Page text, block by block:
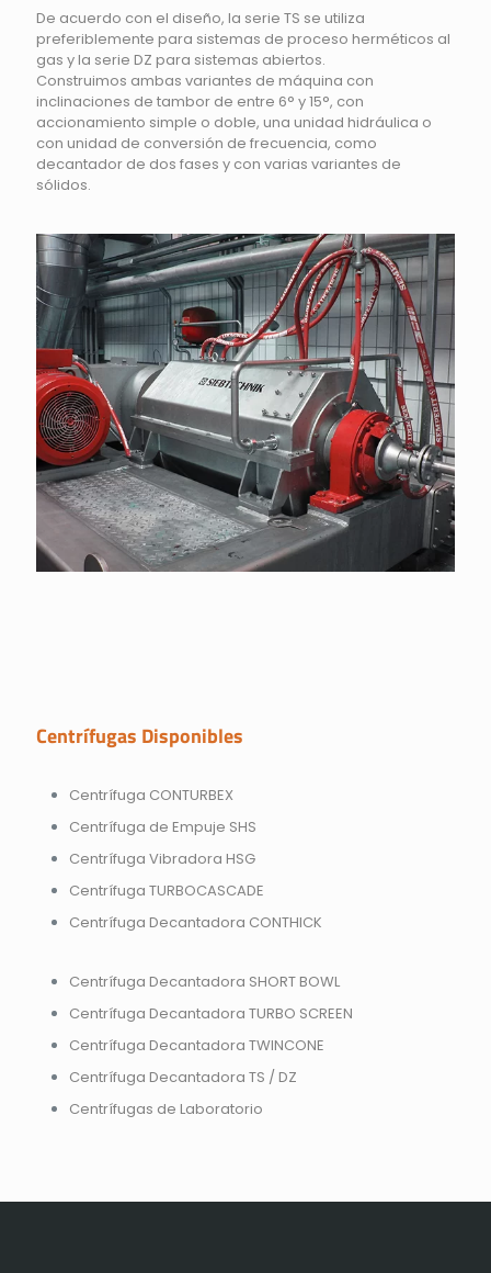
De acuerdo con el diseño, la serie TS se utiliza
preferiblemente para sistemas de proceso herméticos al
gas y la serie DZ para sistemas abiertos.
Construimos ambas variantes de máquina con
inclinaciones de tambor de entre 6° y 15°, con
accionamiento simple o doble, una unidad hidráulica o
con unidad de conversión de frecuencia, como
decantador de dos fases y con varias variantes de
sólidos.
Centrífugas Disponibles
Centrífuga CONTURBEX
Centrífuga de Empuje SHS
Centrífuga Vibradora HSG
Centrífuga TURBOCASCADE
Centrífuga Decantadora CONTHICK
Centrífuga Decantadora SHORT BOWL
Centrífuga Decantadora TURBO SCREEN
Centrífuga Decantadora TWINCONE
Centrífuga Decantadora TS / DZ
Centrífugas de Laboratorio